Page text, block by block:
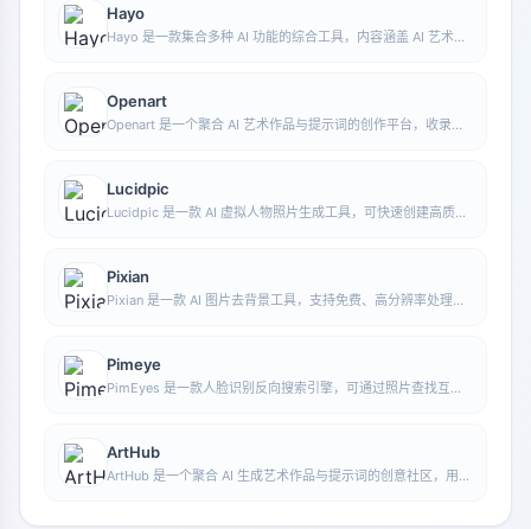
Hayo
Hayo 是一款集合多种 AI 功能的综合工具，内容涵盖 AI 艺术、
Openart
Openart 是一个聚合 AI 艺术作品与提示词的创作平台，收录大
Lucidpic
Lucidpic 是一款 AI 虚拟人物照片生成工具，可快速创建高质量
Pixian
Pixian 是一款 AI 图片去背景工具，支持免费、高分辨率处理，
Pimeye
PimEyes 是一款人脸识别反向搜索引擎，可通过照片查找互联
ArtHub
ArtHub 是一个聚合 AI 生成艺术作品与提示词的创意社区，用户